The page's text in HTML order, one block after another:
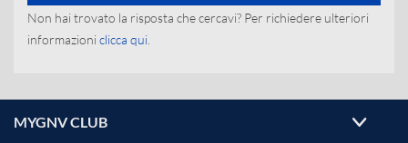
Non hai trovato la risposta che cercavi? Per richiedere ulteriori
informazioni clicca qui
MYGNV CLUB